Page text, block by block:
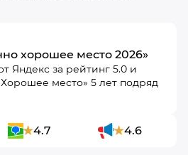
хорошее место 2026»
Яндекс за рейтинг 5.0 и
место» 5 лет подряд
4.7 4.6